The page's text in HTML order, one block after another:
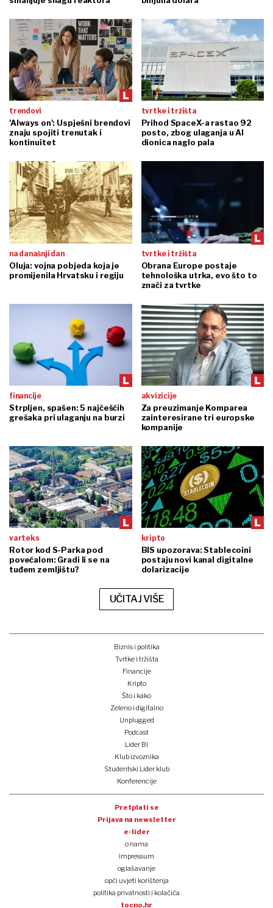
trendovi
'Always on': Uspješni brendovi
znaju spojiti trenutak i
kontinuitet
tvrtke i tržišta
Prihod SpaceX-a rastao 92
posto, zbog ulaganja u AI
dionica naglo pala
na današnji dan
Oluja: vojna pobjeda koja je
promijenila Hrvatsku i regiju
tvrtke i tržišta
Obrana Europe postaje
tehnološka utrka, evo što to
znači za tvrtke
financije
Strpljen, spašen: 5 najčešćih
grešaka pri ulaganju na burzi
akvizicije
Za preuzimanje Komparea
zainteresirane tri europske
kompanije
varteks
Rotor kod S-Parka pod
povećalom: Gradi li se na
tuđem zemljištu?
kripto
BIS upozorava: Stablecoini
postaju novi kanal digitalne
dolarizacije
UČITAJ VIŠE
Biznis i politika
Tvrtke i tržišta
Financije
Kripto
Što i kako
Zeleno i digitalno
Unplugged
Podcast
Lider BI
Klub izvoznika
Studentski Lider klub
Konferencije
Pretplati se
Prijava na newsletter
e-lider
o nama
impressum
oglašavanje
opći uvjeti korištenja
politika privatnosti i kolačića
tocno.hr